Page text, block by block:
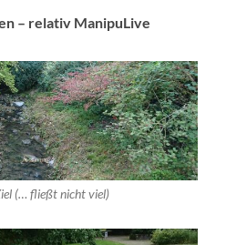
– relativ ManipuLive
(… fließt nicht viel)